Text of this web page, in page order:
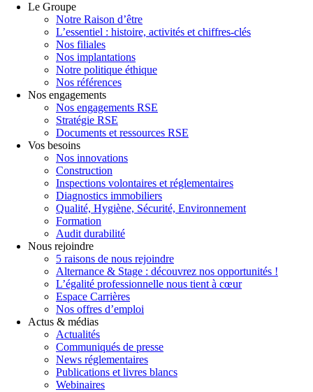
Le Groupe
Notre Raison d’être
L’essentiel : histoire, activités et chiffres-clés
Nos filiales
Nos implantations
Notre politique éthique
Nos références
Nos engagements
Nos engagements RSE
Stratégie RSE
Documents et ressources RSE
Vos besoins
Nos innovations
Construction
Inspections volontaires et réglementaires
Diagnostics immobiliers
Qualité, Hygiène, Sécurité, Environnement
Formation
Audit durabilité
Nous rejoindre
5 raisons de nous rejoindre
Alternance & Stage : découvrez nos opportunités !
L’égalité professionnelle nous tient à cœur
Espace Carrières
Nos offres d’emploi
Actus & médias
Actualités
Communiqués de presse
News réglementaires
Publications et livres blancs
Webinaires